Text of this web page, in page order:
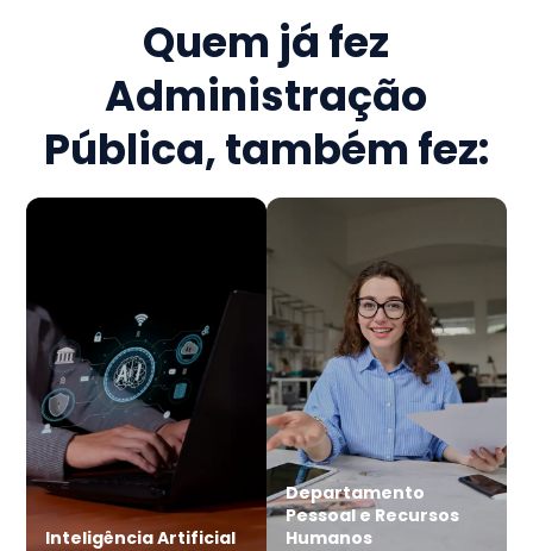
Quem já fez
Administração
Pública, também fez:
Inteligência Artificial
Departamento
Pessoal e Recursos
Humanos